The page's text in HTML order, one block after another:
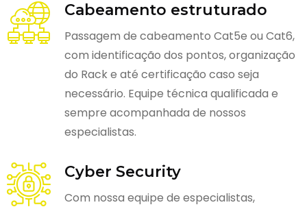
Cabeamento estruturado
Passagem de cabeamento Cat5e ou Cat6,
com identificação dos pontos, organização
do Rack e até certificação caso seja
necessário. Equipe técnica qualificada e
sempre acompanhada de nossos
especialistas.
Cyber Security
Com nossa equipe de especialistas,